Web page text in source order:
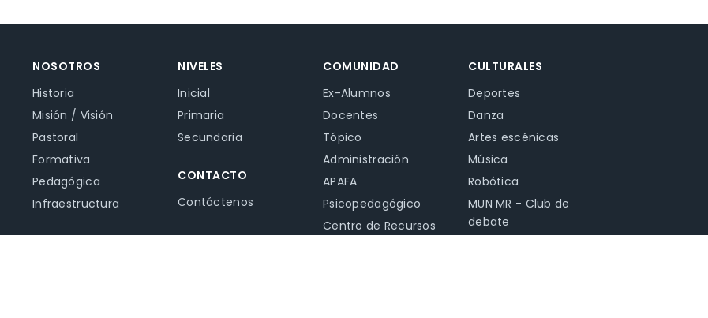
NOSOTROS
Historia
Misión / Visión
Pastoral
Formativa
Pedagógica
Infraestructura
NIVELES
Inicial
Primaria
Secundaria
CONTACTO
Contáctenos
COMUNIDAD
Ex-Alumnos
Docentes
Tópico
Administración
APAFA
Psicopedagógico
Centro de Recursos
CULTURALES
Deportes
Danza
Artes escénicas
Música
Robótica
MUN MR - Club de
debate